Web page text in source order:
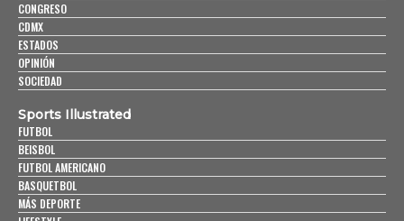
CONGRESO
CDMX
ESTADOS
OPINIÓN
SOCIEDAD
Sports Illustrated
FUTBOL
BEISBOL
FUTBOL AMERICANO
BASQUETBOL
MÁS DEPORTE